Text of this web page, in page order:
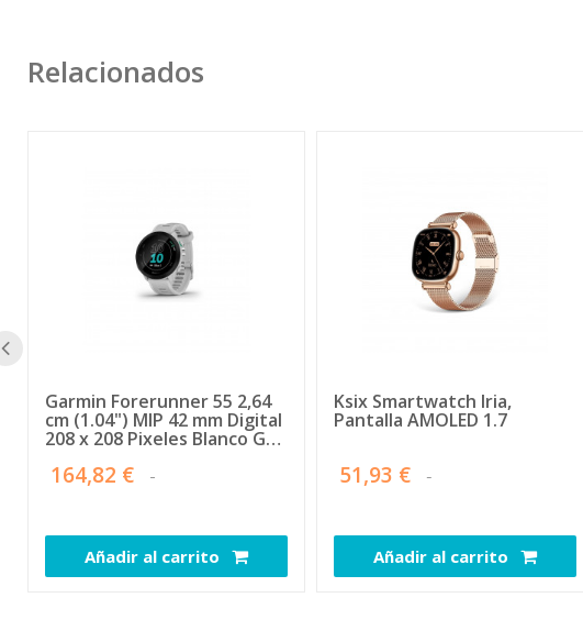
Relacionados
Garmin Forerunner 55 2,64
cm (1.04") MIP 42 mm Digital
208 x 208 Pixeles Blanco GPS
164,82 €
Añadir al carrito
Ksix Smartwatch Iria,
Pantalla AMOLED 1.7
51,93 €
Añadir al carrito